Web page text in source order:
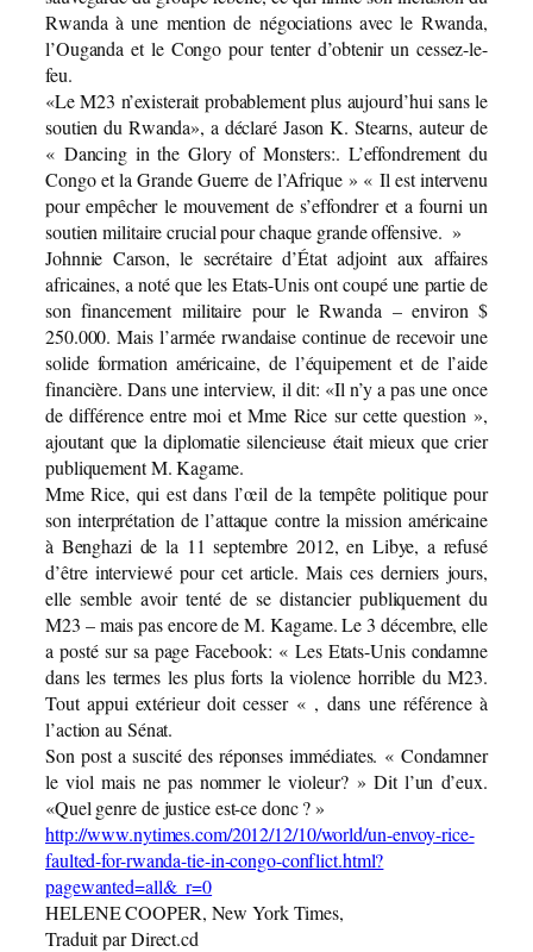
Rwanda à une mention de négociations avec le Rwanda,
l’Ouganda et le Congo pour tenter d’obtenir un cessez-le-
feu.
«Le M23 n’existerait probablement plus aujourd’hui sans le
soutien du Rwanda», a déclaré Jason K. Stearns, auteur de
« Dancing in the Glory of Monsters:. L’effondrement du
Congo et la Grande Guerre de l’Afrique » « Il est intervenu
pour empêcher le mouvement de s’effondrer et a fourni un
soutien militaire crucial pour chaque grande offensive. »
Johnnie Carson, le secrétaire d’État adjoint aux affaires
africaines, a noté que les Etats-Unis ont coupé une partie de
son financement militaire pour le Rwanda – environ $
250.000. Mais l’armée rwandaise continue de recevoir une
solide formation américaine, de l’équipement et de l’aide
financière. Dans une interview, il dit: «Il n’y a pas une once
de différence entre moi et Mme Rice sur cette question »,
ajoutant que la diplomatie silencieuse était mieux que crier
publiquement M. Kagame.
Mme Rice, qui est dans l’œil de la tempête politique pour
son interprétation de l’attaque contre la mission américaine
à Benghazi de la 11 septembre 2012, en Libye, a refusé
d’être interviewé pour cet article. Mais ces derniers jours,
elle semble avoir tenté de se distancier publiquement du
M23 – mais pas encore de M. Kagame. Le 3 décembre, elle
a posté sur sa page Facebook: « Les Etats-Unis condamne
dans les termes les plus forts la violence horrible du M23.
Tout appui extérieur doit cesser « , dans une référence à
l’action au Sénat.
Son post a suscité des réponses immédiates. « Condamner
le viol mais ne pas nommer le violeur? » Dit l’un d’eux.
«Quel genre de justice est-ce donc ? »
http://www.nytimes.com/2012/12/10/world/un-envoy-rice-
faulted-for-rwanda-tie-in-congo-conflict.html?
pagewanted=all&_r=0
HELENE COOPER, New York Times,
Traduit par Direct.cd